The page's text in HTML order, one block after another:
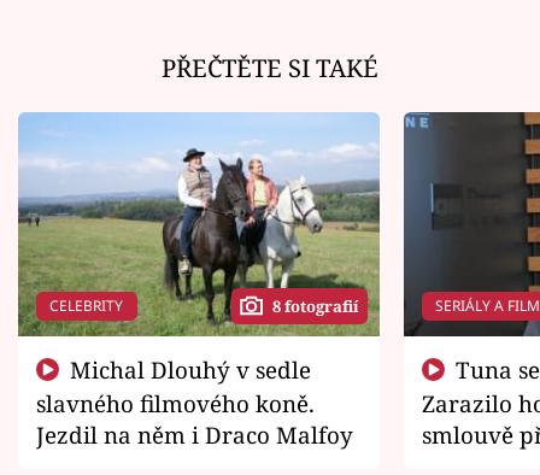
Sledujte nás
PŘEČTĚTE SI TAKÉ
CELEBRITY 8 fotografií
slavného filmového koně.
Jezdil na něm i Draco Malfoy
SERIÁLY A
Zarazilo
smlouvě